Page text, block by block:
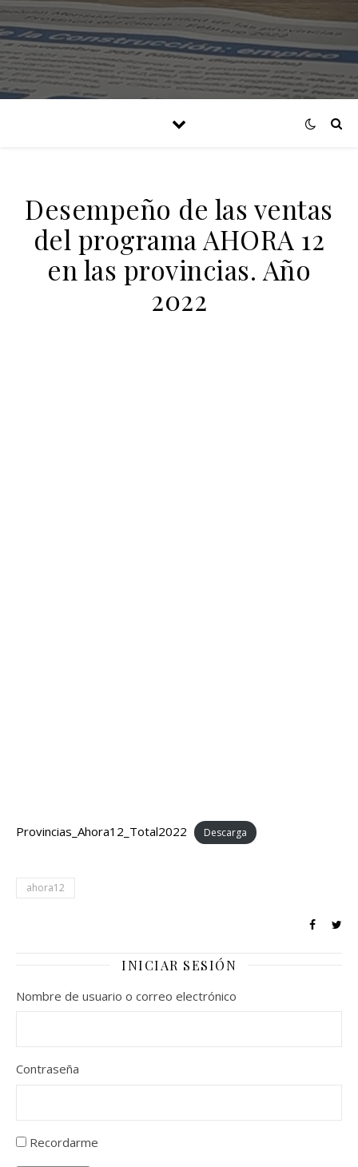
Desempeño de las ventas
del programa AHORA 12
en las provincias. Año
2022
Provincias_Ahora12_Total2022 Descarga
ahora12
INICIAR SESIÓN
Nombre de usuario o correo electrónico
Contraseña
Recordarme